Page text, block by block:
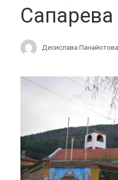
Сапарева
Десислава Панайотова